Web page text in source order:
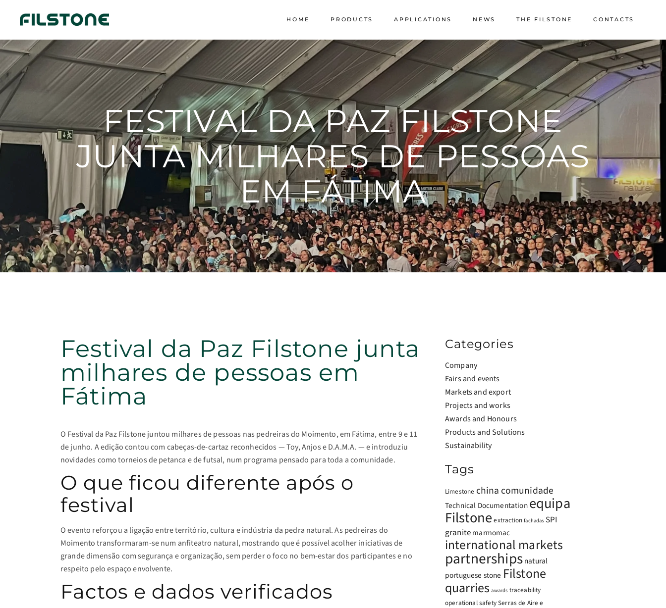
HOME PRODUCTS
Limestone
SPI Granite
Stork by Filstone
APPLICATIONS NEWS THE FILSTONE
About Us
Quarries
Sustainability
Quality & Certifications
Casa de Pedra
CONTACTS
FESTIVAL DA PAZ FILSTONE
JUNTA MILHARES DE PESSOAS
EM FÁTIMA
Festival da Paz Filstone junta
milhares de pessoas em
Fátima
O Festival da Paz Filstone juntou milhares de pessoas nas pedreiras do Moimento, em Fátima, entre 9 e 11
de junho. A edição contou com cabeças-de-cartaz reconhecidos — Toy, Anjos e D.A.M.A. — e introduziu
novidades como torneios de petanca e de futsal, num programa pensado para toda a comunidade.
O que ficou diferente após o
festival
O evento reforçou a ligação entre território, cultura e indústria da pedra natural. As pedreiras do
Moimento transformaram-se num anfiteatro natural, mostrando que é possível acolher iniciativas de
grande dimensão com segurança e organização, sem perder o foco no bem-estar dos participantes e no
respeito pelo espaço envolvente.
Factos e dados verificados
Categories
Company
Fairs and events
Markets and export
Projects and works
Awards and Honours
Products and Solutions
Sustainability
Tags
Limestone china comunidade
Technical Documentationequipa
Filstone extraction fachadas SPI
granitemarmomac
international markets
partnershipsnatural
portuguese stone Filstone
quarries awards traceability
operational safetySerras de Aire e